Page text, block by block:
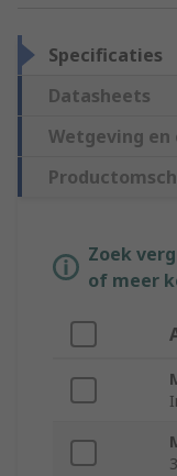
Specificaties
Datasheets
Wetgeving en
Zoek
of meer